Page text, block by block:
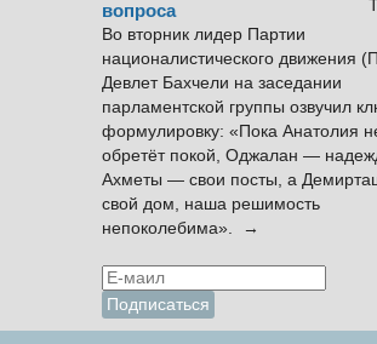
вопроса
Во вторник лидер Партии
националистического движения
Девлет Бахчели на заседании
парламентской группы озвучил
формулировку: «Пока Анатолия
обретёт покой, Оджалан —
Ахметы — свои посты, а
свой дом, наша решимость
непоколебима». →